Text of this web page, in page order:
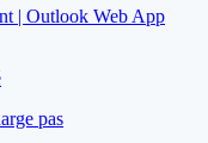
| Outlook Web App
pas